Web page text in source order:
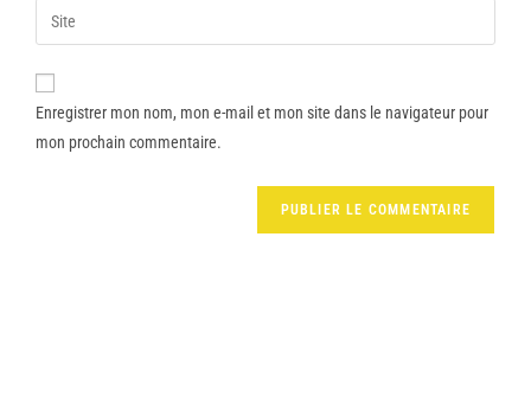
Enregistrer mon nom, mon e-mail et mon site dans le navigateur pour
mon prochain commentaire.